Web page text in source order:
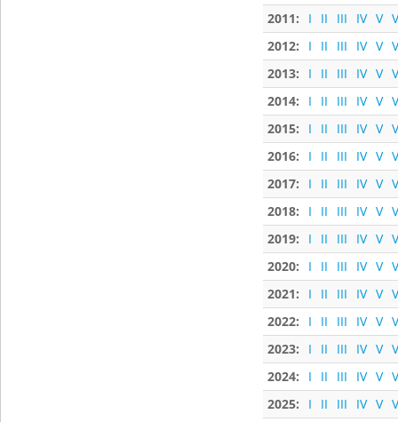
2011:
I II III IV V
2012:
I II III IV V
2013:
I II III IV V
2014:
I II III IV V
2015:
I II III IV V
2016:
I II III IV V
2017:
I II III IV V
2018:
I II III IV V
2019:
I II III IV V
2020:
I II III IV V
2021:
I II III IV V
2022:
I II III IV V
2023:
I II III IV V
2024:
I II III IV V
2025:
I II III IV V